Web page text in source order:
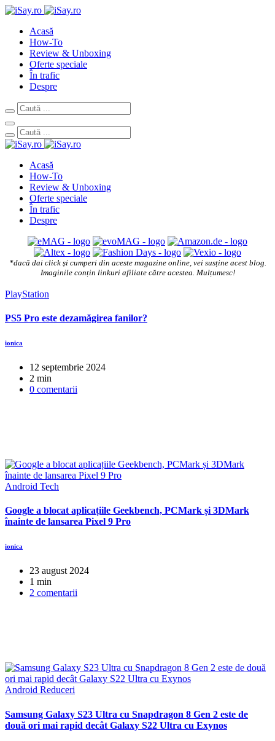
Acasă
How-To
Review & Unboxing
Oferte speciale
În trafic
Despre
Acasă
How-To
Review & Unboxing
Oferte speciale
În trafic
Despre
*dacă dai click și cumperi din aceste magazine online, vei susține acest blog.
Imaginile conțin linkuri afiliate către acestea. Mulțumesc!
PlayStation
PS5 Pro este dezamăgirea fanilor?
ionica
12 septembrie 2024
2 min
0 comentarii
Android Tech
Google a blocat aplicațiile Geekbench, PCMark și 3DMark
înainte de lansarea Pixel 9 Pro
ionica
23 august 2024
1 min
2 comentarii
Android Reduceri
Samsung Galaxy S23 Ultra cu Snapdragon 8 Gen 2 este de
două ori mai rapid decât Galaxy S22 Ultra cu Exynos